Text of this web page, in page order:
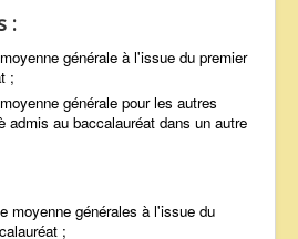
:
générale à l'issue du premier
;
générale pour les autres
admis au baccalauréat dans un autre
moyenne générales à l'issue du
;